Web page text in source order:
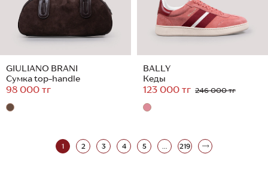
GIULIANO BRANI
Сумка top-handle
98 000 тг
BALLY
Кеды
123 000 тг 246 000 тг
1 2 3 4 5 ... 219